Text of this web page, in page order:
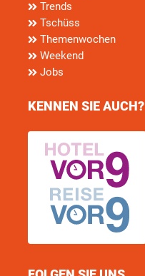
Trends
Tschüss
Themenwochen
Weekend
Jobs
KENNEN SIE AUCH?